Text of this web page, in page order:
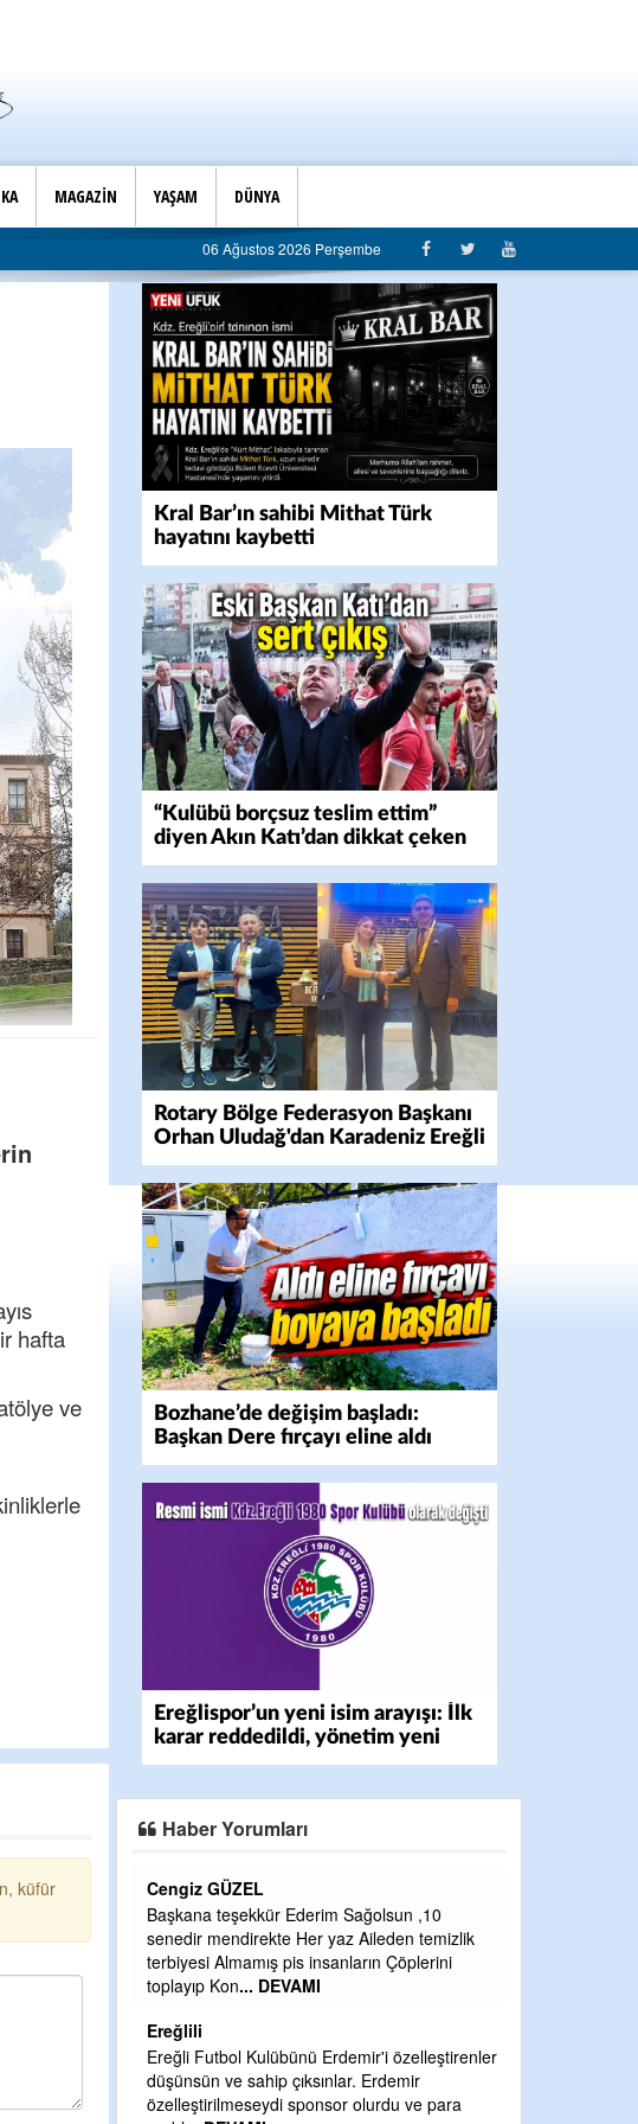
MAGAZİN YAŞAM DÜNYA
İlçe Başkanlığı’ndan belediyeye sert eleştiri: “Algı siyaseti değil, hizmet belediyeciliği”
06 Ağustos 2026 Perşembe
hafta
ve
küfür
Kral Bar’ın sahibi Mithat Türk
hayatını kaybetti
“Kulübü borçsuz teslim ettim”
diyen Akın Katı’dan dikkat çeken
açıklama
Rotary Bölge Federasyon Başkanı
Orhan Uludağ'dan Karadeniz Ereğli
Rotary Kulübü'ne Ziyaret
Bozhane’de değişim başladı:
Başkan Dere fırçayı eline aldı
Ereğlispor’un yeni isim arayışı: İlk
karar reddedildi, yönetim yeni
isimde uzlaştı
Haber Yorumları
Ederim Sağolsun ,10
Her yaz Aileden temizlik
pis insanların Çöplerini
Erdemir'i özelleştirenler
çıksınlar. Erdemir
sponsor olurdu ve para
CEVDET YILMAZ
GULDERE DERE ÇALIŞMALARI, SEKIZ YIL
ÖNCE ALKAYA TARAFINDAN BAŞLATILDI,
ETRASFINDA YERLEŞİM YERI OLMAYAN
KISIMLARA DUVARLAR YAPILDI."BURADAK
Şaban yavuz
Mekanı cennet olsun kederli ailesine Rabbim
Sabri Celil ihsan eylesin